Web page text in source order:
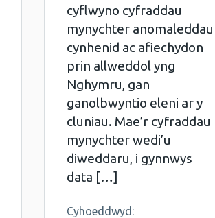
cyflwyno cyfraddau
mynychter anomaleddau
cynhenid ac afiechydon
prin allweddol yng
Nghymru, gan
ganolbwyntio eleni ar y
cluniau. Mae’r cyfraddau
mynychter wedi’u
diweddaru, i gynnwys
data […]
Cyhoeddwyd: